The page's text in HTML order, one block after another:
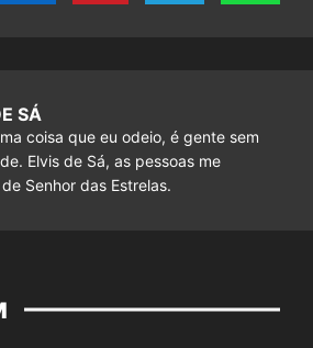
SÁ
coisa que eu odeio, é gente sem
Elvis de Sá, as pessoas me
Senhor das Estrelas.